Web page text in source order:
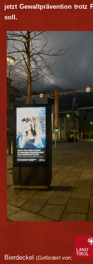
jetzt Gewaltprävention trotz
soll.
Bierdeckel (Gefördert von: